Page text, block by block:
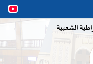
الشعبية